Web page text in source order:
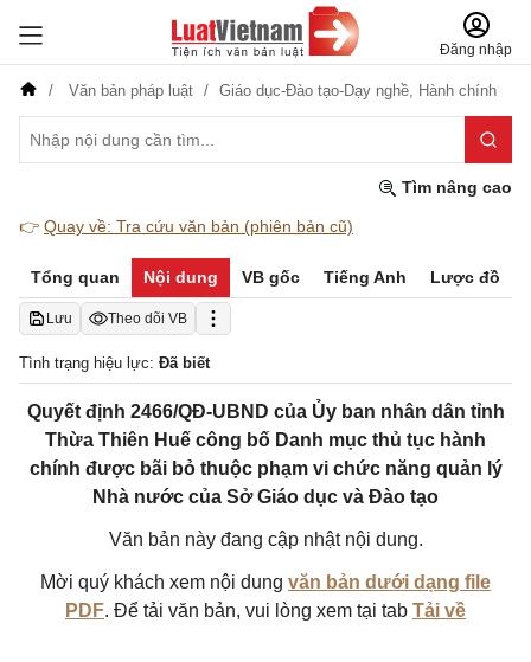
Đăng nhập
Văn bản pháp luật Giáo dục-Đào tạo-Dạy nghề, Hành chính
Tìm nâng cao
👉 Quay về: Tra cứu văn bản (phiên bản cũ)
Tổng quan Nội dung VB gốc Tiếng Anh Lược đồ
Lưu Theo dõi VB
Tình trạng hiệu lực: Đã biết
Quyết định 2466/QĐ-UBND của Ủy ban nhân dân tỉnh
Thừa Thiên Huế công bố Danh mục thủ tục hành
chính được bãi bỏ thuộc phạm vi chức năng quản lý
Nhà nước của Sở Giáo dục và Đào tạo
Văn bản này đang cập nhật nội dung.
Mời quý khách xem nội dung văn bản dưới dạng file
PDF. Để tải văn bản, vui lòng xem tại tab Tải về